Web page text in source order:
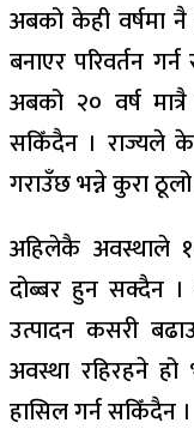
अबको केही वर्षमा
बनाएर परिवर्तन
अबको २० वर्ष
सकिँदैन । राज्यले
गराउँछ भन्ने कुरा ठूलो
अहिलेकै अवस्थाले
दोब्बर हुन सक्दैन
उत्पादन कसरी
अवस्था रहिरहने हो
हासिल गर्न सकिँदैन ।